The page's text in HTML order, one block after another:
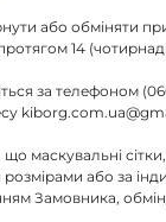
або обміняти
14
за телефоном
маскувальні
розмірами або за
Замовника,